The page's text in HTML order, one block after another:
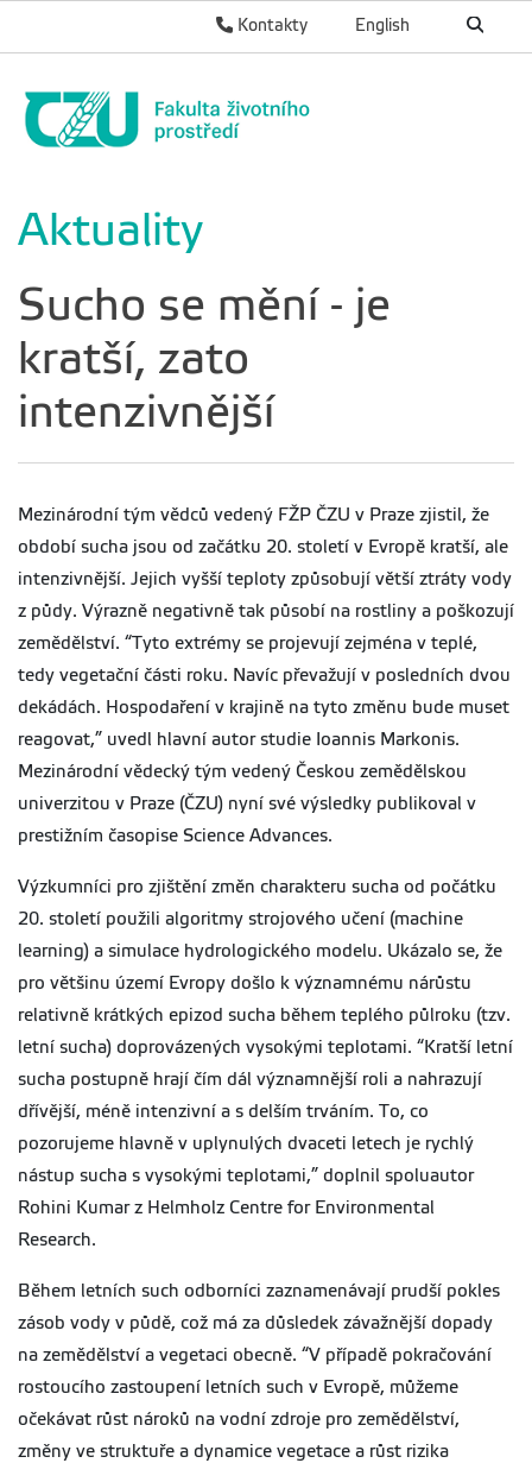
English
Kontakty
Aktuality
Sucho se mění - je
kratší, zato
intenzivnější
Mezinárodní tým vědců vedený FŽP ČZU v Praze zjistil, že
období sucha jsou od začátku 20. století v Evropě kratší, ale
intenzivnější. Jejich vyšší teploty způsobují větší ztráty vody
z půdy. Výrazně negativně tak působí na rostliny a poškozují
zemědělství. “Tyto extrémy se projevují zejména v teplé,
tedy vegetační části roku. Navíc převažují v posledních dvou
dekádách. Hospodaření v krajině na tyto změnu bude muset
reagovat,” uvedl hlavní autor studie Ioannis Markonis.
Mezinárodní vědecký tým vedený Českou zemědělskou
univerzitou v Praze (ČZU) nyní své výsledky publikoval v
prestižním časopise Science Advances.
Výzkumníci pro zjištění změn charakteru sucha od počátku
20. století použili algoritmy strojového učení (machine
learning) a simulace hydrologického modelu. Ukázalo se, že
pro většinu území Evropy došlo k významnému nárůstu
relativně krátkých epizod sucha během teplého půlroku (tzv.
letní sucha) doprovázených vysokými teplotami. “Kratší letní
sucha postupně hrají čím dál významnější roli a nahrazují
dřívější, méně intenzivní a s delším trváním. To, co
pozorujeme hlavně v uplynulých dvaceti letech je rychlý
nástup sucha s vysokými teplotami,” doplnil spoluautor
Rohini Kumar z Helmholz Centre for Environmental
Research.
Během letních such odborníci zaznamenávají prudší pokles
zásob vody v půdě, což má za důsledek závažnější dopady
na zemědělství a vegetaci obecně. “V případě pokračování
rostoucího zastoupení letních such v Evropě, můžeme
očekávat růst nároků na vodní zdroje pro zemědělství,
změny ve struktuře a dynamice vegetace a růst rizika